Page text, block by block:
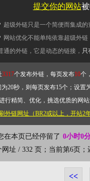
超级外链只是一个简便而集成
网站优化不能单纯依靠超级外
通的外链，它是动态的链接， 只
3317个发布外链，每页发布10个
20秒，则每页发布15个；设
行精简、优化，挑选优质的
外链网址（BR2或以上，开站2
在本页已经停留了 0小时0
网址 / 332 页；当前第6页；
<<
提交你的网站